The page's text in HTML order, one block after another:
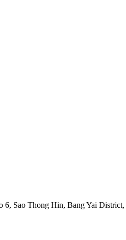
6, Sao Thong Hin, Bang Yai